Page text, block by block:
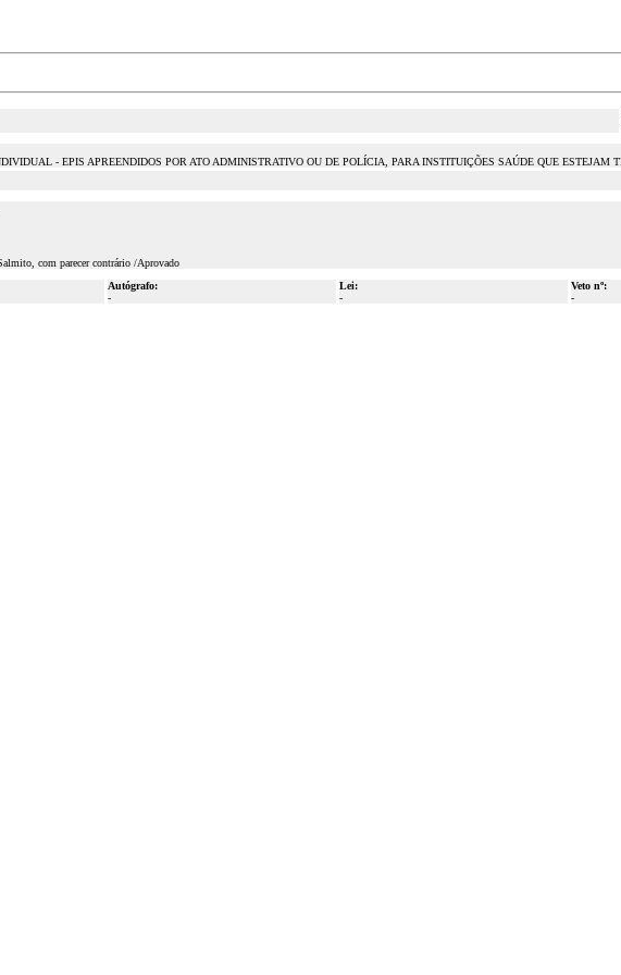
- EPIS APREENDIDOS POR ATO ADMINISTRATIVO OU DE POLÍCIA, PARA INSTITUIÇÕES SAÚDE QUE
com parecer contrário /Aprovado
Autógrafo:
-
Lei:
-
Veto nº:
-